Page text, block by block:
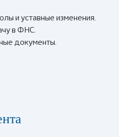
и уставные изменения.
в ФНС.
документы.